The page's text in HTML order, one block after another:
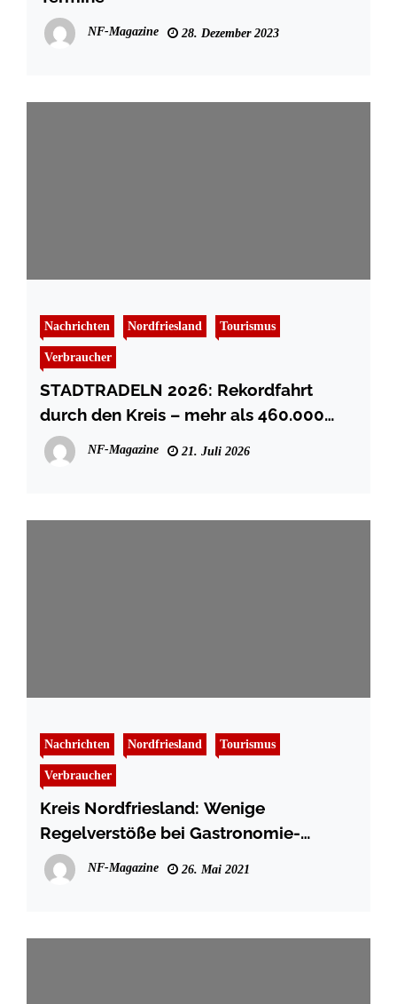
NF-Magazine 28. Dezember 2023
Nachrichten Nordfriesland Tourismus
Verbraucher
STADTRADELN 2026: Rekordfahrt
durch den Kreis – mehr als 460.000
Kilometer für das Klima
NF-Magazine 21. Juli 2026
Nachrichten Nordfriesland Tourismus
Verbraucher
Kreis Nordfriesland: Wenige
Regelverstöße bei Gastronomie-
Kontrollen zu Pfingsten
NF-Magazine 26. Mai 2021